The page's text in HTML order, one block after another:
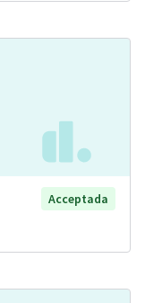
Acceptada